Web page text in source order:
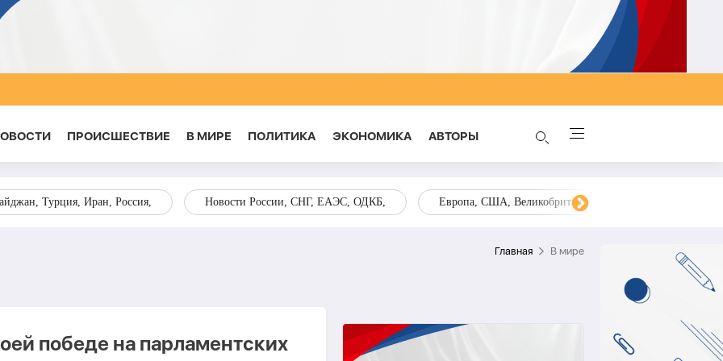
ПРОИСШЕСТВИЕ В МИРЕ ПОЛИТИКА ЭКОНОМИКА AВТОРЫ
Турция, Иран, Россия, Новости России, СНГ, ЕАЭС, ОДКБ, Европа, США, Великобритания, Украина, Запад,
Главная В мире
победе на парламентских